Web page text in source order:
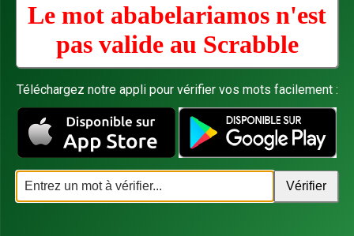
Le mot ababelariamos n'est
pas valide au Scrabble
Téléchargez notre appli pour vérifier vos mots facilement :